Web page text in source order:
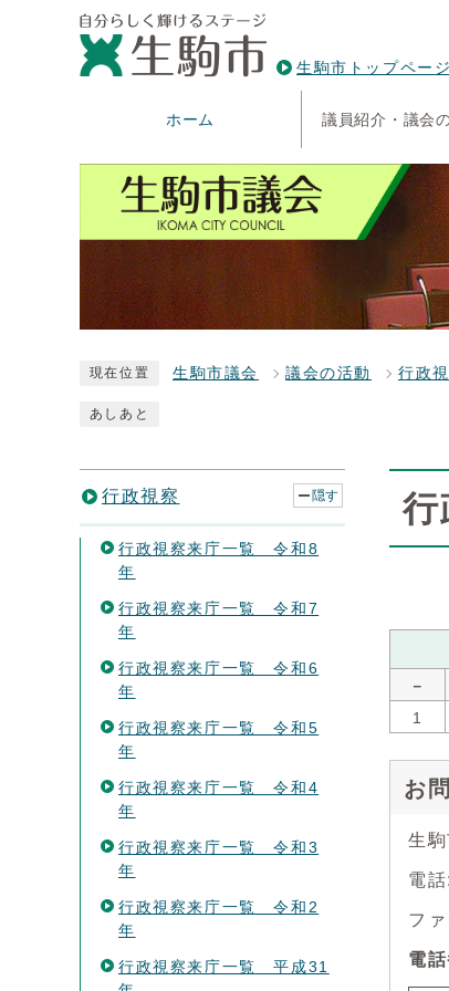
生駒市トップペー
ホーム 議員紹介・議会
現在位置 生駒市議会 議会の活動 行政
あしあと
－
1
お
生
電
フ
電
行政視察 隠す
行政視察来庁一覧 令和8
年
行政視察来庁一覧 令和7
年
行政視察来庁一覧 令和6
年
行政視察来庁一覧 令和5
年
行政視察来庁一覧 令和4
年
行政視察来庁一覧 令和3
年
行政視察来庁一覧 令和2
年
行政視察来庁一覧 平成31